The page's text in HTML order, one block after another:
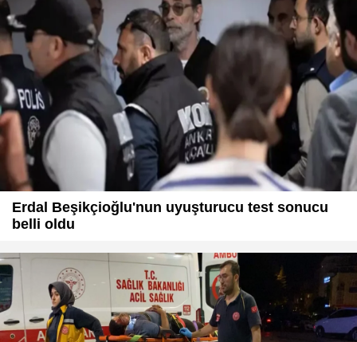
Erdal Beşikçioğlu'nun uyuşturucu test sonucu
belli oldu